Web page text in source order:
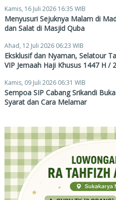
Kamis, 16 Juli 2026 16:35 WIB
Menyusuri Sejuknya Malam di
dan Salat di Masjid Quba
Ahad, 12 Juli 2026 06:23 WIB
Eksklusif dan Nyaman, Selatour
VIP Jemaah Haji Khusus 1447 H /
Kamis, 09 Juli 2026 06:31 WIB
Sempoa SIP Cabang Srikandi
Syarat dan Cara Melamar